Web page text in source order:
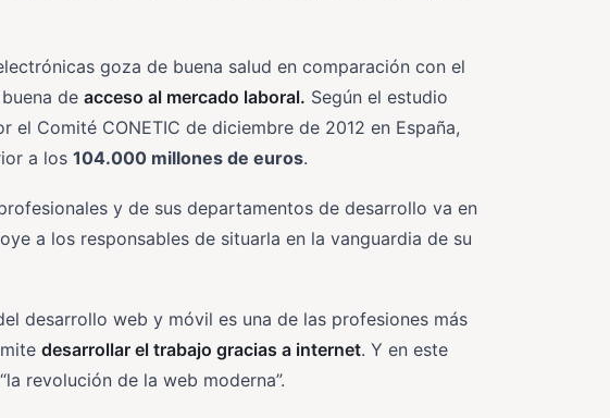
goza de buena salud en comparación con el
de acceso al mercado laboral. Según el estudio
Comité CONETIC de diciembre de 2012 en España,
a los 104.000 millones de euros.
y de sus departamentos de desarrollo va en
a los responsables de situarla en la vanguardia de su
desarrollo web y móvil es una de las profesiones más
desarrollar el trabajo gracias a internet. Y en este
revolución de la web moderna”.